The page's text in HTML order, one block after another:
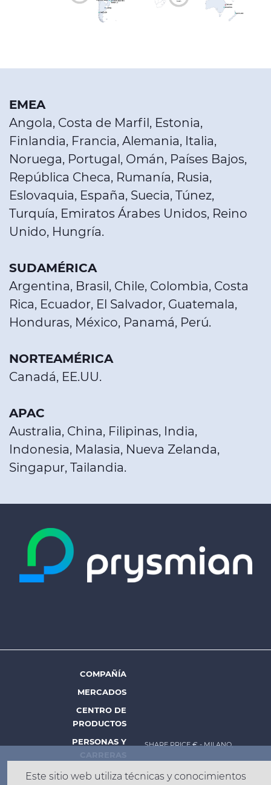
EMEA
Angola, Costa de Marfil, Estonia,
Finlandia, Francia, Alemania, Italia,
Noruega, Portugal, Omán, Países Bajos,
República Checa, Rumanía, Rusia,
Eslovaquia, España, Suecia, Túnez,
Turquía, Emiratos Árabes Unidos, Reino
Unido, Hungría.
SUDAMÉRICA
Argentina, Brasil, Chile, Colombia, Costa
Rica, Ecuador, El Salvador, Guatemala,
Honduras, México, Panamá, Perú.
NORTEAMÉRICA
Canadá, EE.UU.
APAC
Australia, China, Filipinas, India,
Indonesia, Malasia, Nueva Zelanda,
Singapur, Tailandia.
Footer
menu
Prysmian
COMPAÑÍA
MERCADOS
CENTRO DE
PRODUCTOS
PERSONAS Y
INSIGHT
SHARE PRICE €- MILANO,
Este sitio web utiliza técnicas y conocimientos